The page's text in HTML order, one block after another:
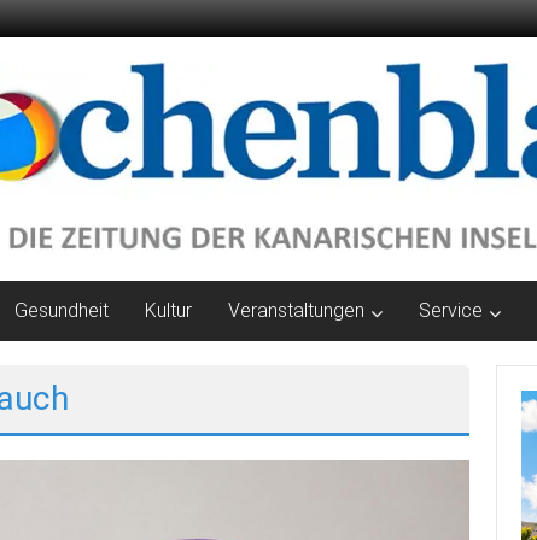
Gesundheit Kultur Veranstaltungen Service